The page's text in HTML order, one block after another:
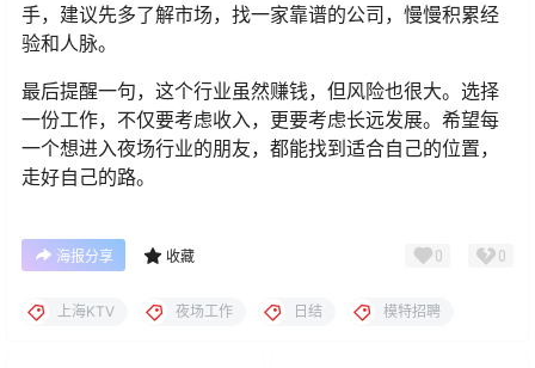
手，建议先多了解市场，找一家靠谱的公司，慢慢积累经
验和人脉。
最后提醒一句，这个行业虽然赚钱，但风险也很大。选择
一份工作，不仅要考虑收入，更要考虑长远发展。希望每
一个想进入夜场行业的朋友，都能找到适合自己的位置，
走好自己的路。
海报分享 收藏 0 0
上海KTV 夜场工作 日结 模特招聘